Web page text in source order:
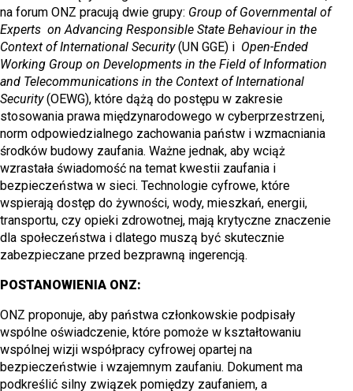
na forum ONZ pracują dwie grupy: Group of Governmental of
Experts on Advancing Responsible State Behaviour in the
Context of International Security(UN GGE) i Open-Ended
Working Group on Developments in the Field of Information
and Telecommunications in the Context of International
Security(OEWG), które dążą do postępu w zakresie
stosowania prawa międzynarodowego w cyberprzestrzeni,
norm odpowiedzialnego zachowania państw i wzmacniania
środków budowy zaufania. Ważne jednak, aby wciąż
wzrastała świadomość na temat kwestii zaufania i
bezpieczeństwa w sieci. Technologie cyfrowe, które
wspierają dostęp do żywności, wody, mieszkań, energii,
transportu, czy opieki zdrowotnej, mają krytyczne znaczenie
dla społeczeństwa i dlatego muszą być skutecznie
zabezpieczane przed bezprawną ingerencją.
POSTANOWIENIA ONZ:
ONZ proponuje, aby państwa członkowskie podpisały
wspólne oświadczenie, które pomoże w kształtowaniu
wspólnej wizji współpracy cyfrowej opartej na
bezpieczeństwie i wzajemnym zaufaniu. Dokument ma
podkreślić silny związek pomiędzy zaufaniem, a